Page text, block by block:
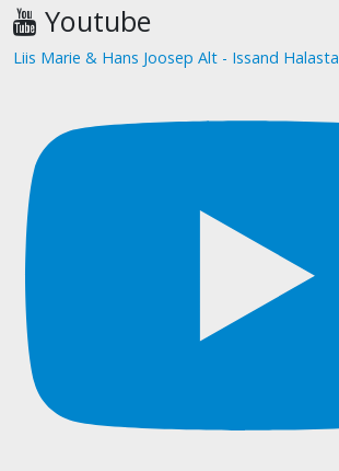
Youtube
Liis Marie & Hans Joosep Alt - Issand Halasta